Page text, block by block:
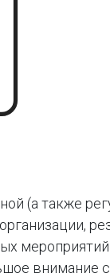
(а также
внимание